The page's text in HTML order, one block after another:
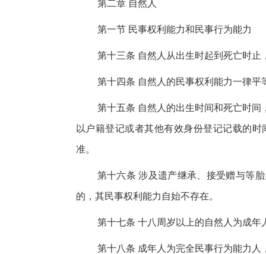
第二章 自然人
第一节 民事权利能力和民事行为能力
第十三条 自然人从出生时起到死亡时
第十四条 自然人的民事权利能力一律平
第十五条 自然人的出生时间和死亡时
以户籍登记或者其他有效身份登记记载的
准。
第十六条 涉及遗产继承、接受赠与等
的，其民事权利能力自始不存在。
第十七条 十八周岁以上的自然人为成
第十八条 成年人为完全民事行为能力人